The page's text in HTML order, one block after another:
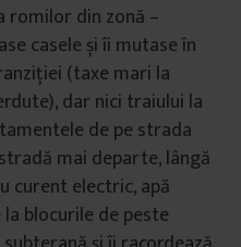
romilor din zonă –
casele și îi mutase în
(taxe mari la
dar nici traiului la
de pe strada
mai departe, lângă
curent electric, apă
blocurile de peste